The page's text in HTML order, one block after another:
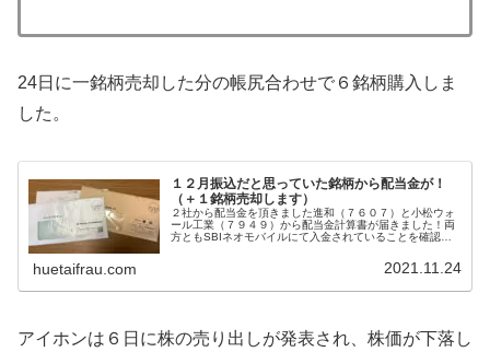
24日に一銘柄売却した分の帳尻合わせで６銘柄購入しま
した。
１２月振込だと思っていた銘柄から配当金が！
（＋１銘柄売却します）
２社から配当金を頂きました進和（７６０７）と小松ウォ
ール工業（７９４９）から配当金計算書が届きました！両
方ともSBIネオモバイルにて入金されていることを確認し
huetaifrau.com 2021.11.24
アイホンは６日に株の売り出しが発表され、株価が下落し